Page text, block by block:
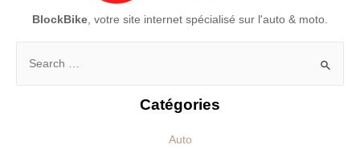
BlockBike , votre site internet spécialisé sur l'auto & moto.
Rechercher :
Catégories
Auto